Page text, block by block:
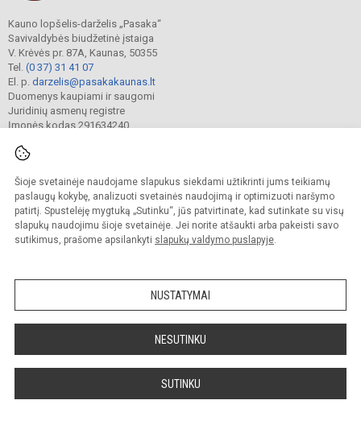
Šioje svetainėje naudojame slapukus siekdami užtikrinti jums teikiamų
paslaugų kokybę, analizuoti svetainės naudojimą ir optimizuoti naršymo
patirtį. Spustelėję mygtuką „Sutinku“, jūs patvirtinate, kad sutinkate su visų
slapukų naudojimu šioje svetainėje. Jei norite atšaukti arba pakeisti savo
sutikimus, prašome apsilankyti slapukų valdymo puslapyje.
NUSTATYMAI
NESUTINKU
SUTINKU
Kauno lopšelis-darželis „Pasaka“
Savivaldybės biudžetinė įstaiga
V. Krėvės pr. 87A, Kaunas, 50355
Tel. (0 37) 31 41 07
El. p. darzelis@pasakakaunas.lt
Duomenys kaupiami ir saugomi
Juridinių asmenų registre
Įmonės kodas 291634240
© 2022. Kauno lopšelis-darželis „Pasaka“. Visos teisės saugomos.
Kopijuoti turinį be raštiško įstaigos administracijos sutikimo griežtai draudžiama.
Prieinamumo paraiška Slapukų valdymas
Sumanus būdas atnaujinti